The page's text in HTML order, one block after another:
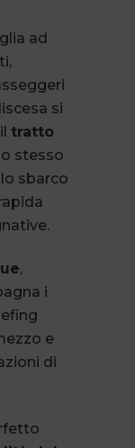
ad
si
tratto
stesso
sbarco
,
i
e
di